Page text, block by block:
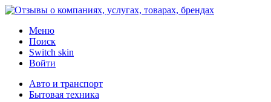
Меню
Поиск
Switch skin
Войти
Авто и транспорт
Бытовая техника